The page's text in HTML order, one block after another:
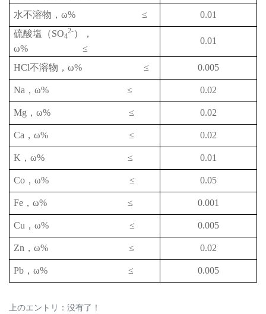
水不溶物，ω% ≤
0.01
硫酸塩（SO4
2-），
ω% ≤
0.01
HCl不溶物，ω% ≤ 0.005
Na ，ω% ≤ 0.02
Mg ，ω% ≤ 0.02
Ca ，ω% ≤ 0.02
K ，ω% ≤ 0.01
Co ，ω% ≤ 0.05
Fe ，ω% ≤ 0.001
Cu ，ω% ≤ 0.005
Zn ，ω% ≤ 0.02
Pb ，ω% ≤ 0.005
上のエントリ：没有了！